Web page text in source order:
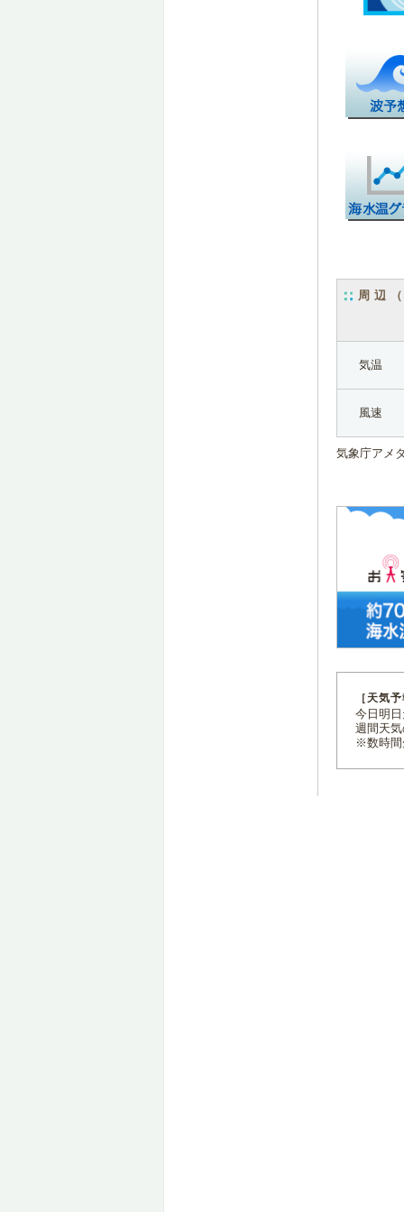
周辺
気温
風速
気象庁アメ
［天気
今日明
週間天
※数時間